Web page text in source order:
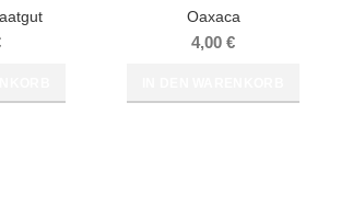
Oaxaca
4,00 €